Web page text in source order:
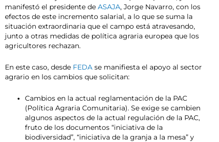
manifestó el presidente de ASAJA, Jorge Navarro, con los
efectos de este incremento salarial, a lo que se suma la
situación extraordinaria que el campo está atravesando,
junto a otras medidas de política agraria europea que los
agricultores rechazan.
En este caso, desde FEDA se manifiesta el apoyo al sector
agrario en los cambios que solicitan:
Cambios en la actual reglamentación de la PAC
(Política Agraria Comunitaria). Se exige se cambien
algunos aspectos de la actual regulación de la PAC,
fruto de los documentos “iniciativa de la
biodiversidad”, “iniciativa de la granja a la mesa” y